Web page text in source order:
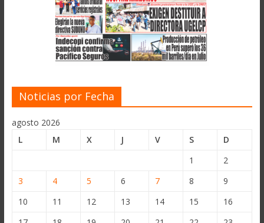
Noticias por Fecha
agosto 2026
L
M X J V S
D
1
2
3
4 5 6 7 8
9
10
11 12 13 14 15
16